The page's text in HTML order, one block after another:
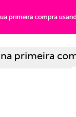
primeira compra